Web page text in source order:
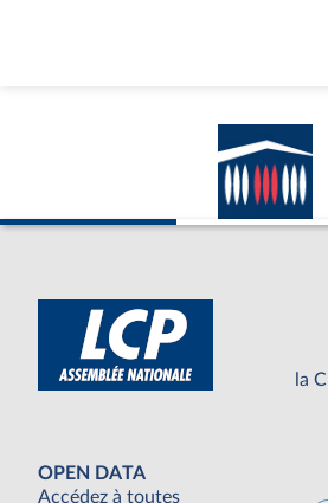
la
OPEN DATA
Accédez à toutes